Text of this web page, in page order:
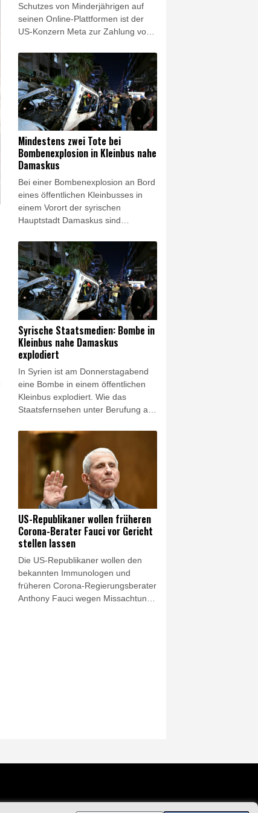
Schutzes von Minderjährigen auf
seinen Online-Plattformen ist der
US-Konzern Meta zur Zahlung von
Euro) verurteilt worden. Mit dem
Geld soll laut dem am Donnerstag
im Bundesstaat New Mexico
gefällten Richterspruch ein Fonds
zur Unterstützung von
Minderjährigen finanziert werden,
die durch Online-Konsum zu
Schaden gekommen seien.
Mindestens zwei Tote bei
Bombenexplosion in Kleinbus nahe
Damaskus
Bei einer Bombenexplosion an Bord
eines öffentlichen Kleinbusses in
einem Vorort der syrischen
Hauptstadt Damaskus sind
worden. 13 weitere Menschen seien
bei der Explosion in Dscharamana
verletzt worden, berichtete die
amtliche Nachrichtenagentur Sana
am Donnerstagabend unter
Berufung auf das
Gesundheitsministerium. In der
Gegend leben vor allem Drusen und
Christen.
Syrische Staatsmedien: Bombe in
Kleinbus nahe Damaskus
explodiert
In Syrien ist am Donnerstagabend
eine Bombe in einem öffentlichen
Kleinbus explodiert. Wie das
Staatsfernsehen unter Berufung auf
ereignete sich die Explosion in
Dscharamana, einem Vorort der
Hauptstadt Damaskus. Mehrere
Krankenwagen fuhren zum Ort der
Explosion, berichtete ein Fotograf
der Nachrichtenagentur AFP. Eine
Hauptverkehrsstraße wurde für den
Verkehr gesperrt.
US-Republikaner wollen früheren
Corona-Berater Fauci vor Gericht
stellen lassen
Die US-Republikaner wollen den
bekannten Immunologen und
früheren Corona-Regierungsberater
Anthony Fauci wegen Missachtung